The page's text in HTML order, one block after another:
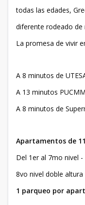
todas las edades,
diferente rodeado de
La promesa de vivir
A 8 minutos de
A 13 minutos
A 8 minutos de
Apartamentos de
Del 1er al 7mo nivel
8vo nivel doble altura
1 parqueo por